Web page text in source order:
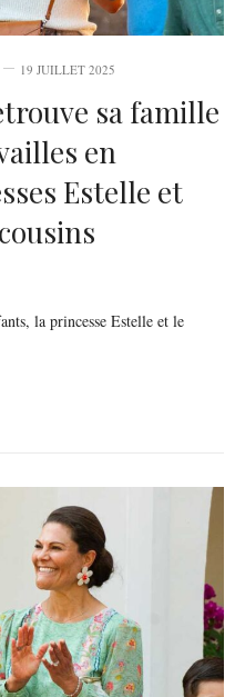
19 JUILLET 2025
sa famille
en
Estelle et
la princesse Estelle et le